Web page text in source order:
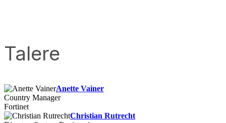
Talere
Anette Vainer
Country Manager
Fortinet
Christian Rutrecht